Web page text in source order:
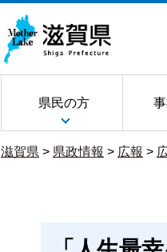
県民の方
滋賀県 > 県政情報 > 広報 >